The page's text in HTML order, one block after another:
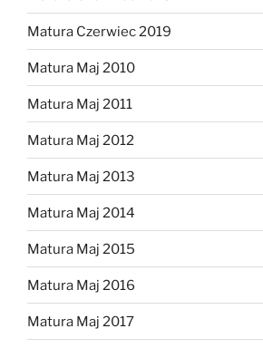
Matura Czerwiec 2019
Matura Maj 2010
Matura Maj 2011
Matura Maj 2012
Matura Maj 2013
Matura Maj 2014
Matura Maj 2015
Matura Maj 2016
Matura Maj 2017